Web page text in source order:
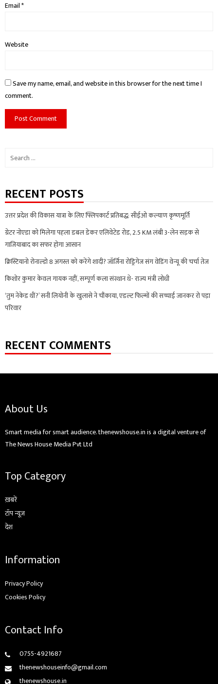
Email*
Website
Save my name, email, and website in this browser for the next time I
comment.
Search
RECENT POSTS
उत्तर प्रदेश की विकास यात्रा के लिए फ्लिपकार्ट प्रतिबद्ध: सीईओ कल्याण कृष्णमूर्ति
ग्रेटर नोएडा को मिलेगा पहला डबल डेकर एलिवेटेड रोड, 2.5 KM लंबी 3-लेन सड़क से
गाजियाबाद का सफर होगा आसान
क्रिस्टियानो रोनाल्डो 8 अगस्त को करेंगे शादी? जॉर्जिना रोड्रिगेज संग वेडिंग वेन्यू की चर्चा तेज
किशोर कुमार केवल गायक नहीं, सम्पूर्ण कला संस्थान थे- राज्य मंत्री लोधी
‘तुम नेकेड थीं?’ सनी लियोनी के खुलासे ने चौंकाया, एडल्ट फिल्मों की सच्चाई जानकर रो पड़ा
परिवार
RECENT COMMENTS
About Us
Smart media for smart audience. thenewshouse.in is a digital venture of
The News House Media Pvt Ltd
Top Category
ख़बरें
टॉप न्यूज़
देश
Information
Privacy Policy
Cookies Policy
Contact Info
0755-4921687
thenewshouseinfo@gmail.com
thenewshouse.in